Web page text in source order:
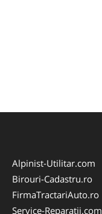
Alpinist-Utilitar.com
Birouri-Cadastru.ro
FirmaTractariAuto.ro
Service-Reparatii.com